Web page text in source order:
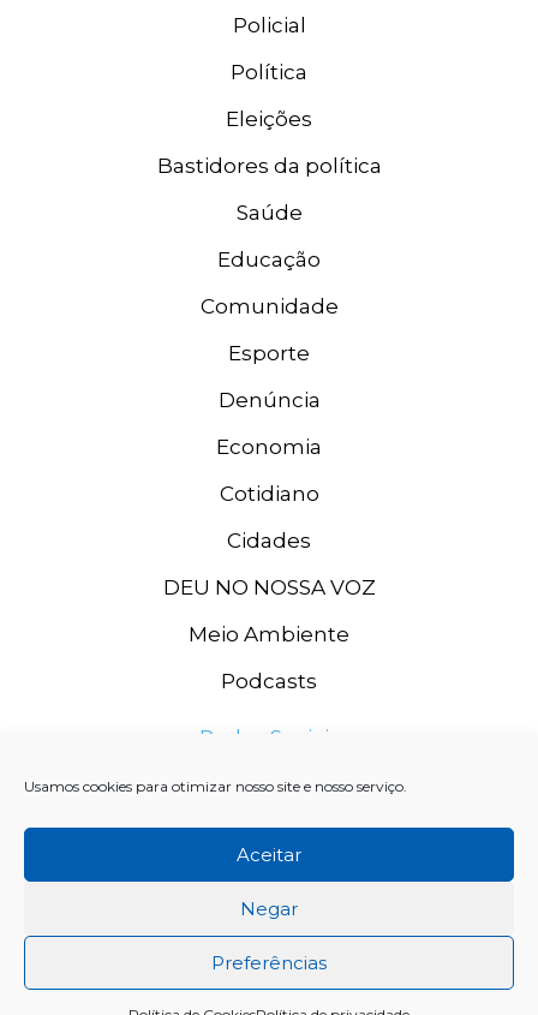
Usamos cookies para otimizar nosso site e nosso serviço.
Aceitar
Negar
Preferências
Policial
Política
Eleições
Bastidores da política
Saúde
Educação
Comunidade
Esporte
Denúncia
Economia
Cotidiano
Cidades
DEU NO NOSSA VOZ
Meio Ambiente
Podcasts
Redes Sociais